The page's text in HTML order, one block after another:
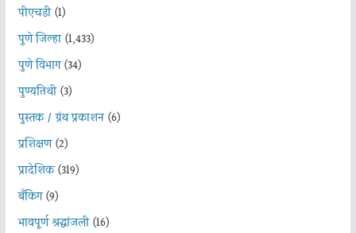
पीएचडी(1)
पुणे जिल्हा(1,433)
पुणे विभाग(34)
पुण्यतिथी(3)
पुस्तक / ग्रंथ प्रकाशन(6)
प्रशिक्षण(2)
प्रादेशिक(319)
बँकिंग(9)
भावपूर्ण श्रद्धांजली(16)